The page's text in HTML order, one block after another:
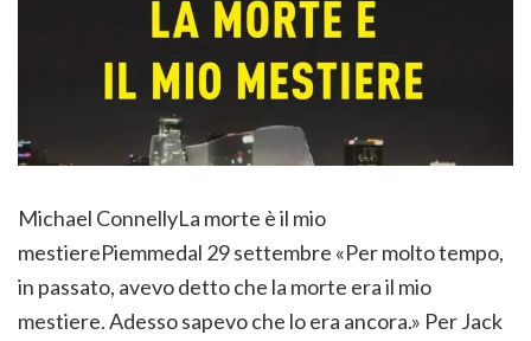
Michael ConnellyLa morte è il mio
mestierePiemmedal 29 settembre «Per molto tempo,
in passato, avevo detto che la morte era il mio
mestiere. Adesso sapevo che lo era ancora.» Per Jack